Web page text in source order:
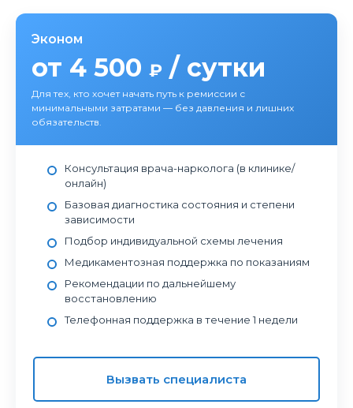
Эконом
от 4 500 ₽ / сутки
Для тех, кто хочет начать путь к ремиссии с
минимальными затратами — без давления и лишних
обязательств.
Консультация врача-нарколога (в клинике/
онлайн)
Базовая диагностика состояния и степени
зависимости
Подбор индивидуальной схемы лечения
Медикаментозная поддержка по показаниям
Рекомендации по дальнейшему
восстановлению
Телефонная поддержка в течение 1 недели
Вызвать специалиста